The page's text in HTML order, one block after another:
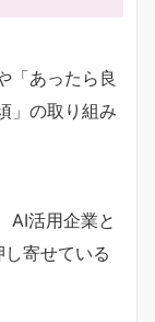
「あったら良
」の取り組み
AI活用企業と
寄せている